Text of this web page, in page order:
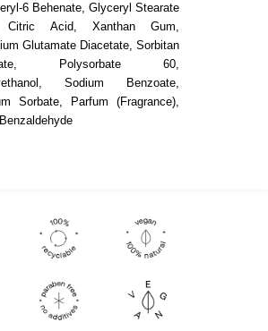
6 Behenate, Glyceryl Stearate
Citric Acid, Xanthan Gum,
Glutamate Diacetate, Sorbitan
Polysorbate 60,
Sodium Benzoate,
Sorbate, Parfum (Fragrance),